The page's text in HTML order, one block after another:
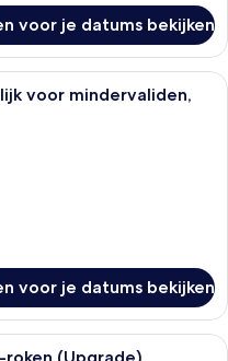
voor je datums bekijken
hotelkamer met een groot bed,
voor mindervaliden,
voor je datums bekijken
hotelkamer met een groot bed,
(Upgrade)